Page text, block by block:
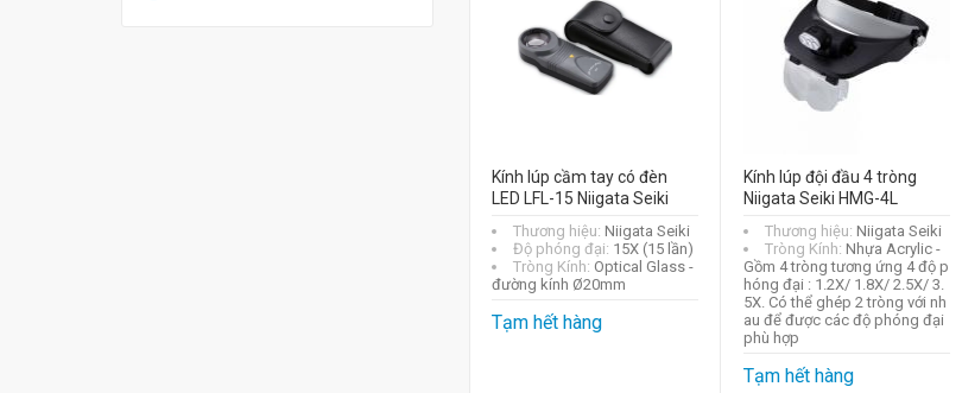
Kính lúp cầm tay có đèn
LED LFL-15 Niigata Seiki
Thương hiệu: Niigata Seiki
Độ phóng đại: 15X (15 lần)
Tròng Kính: Optical Glass -
đường kính Ø20mm
Tạm hết hàng
Kính lúp đội đầu 4 tròng
Niigata Seiki HMG-4L
Thương hiệu: Niigata Seiki
Tròng Kính: Nhựa Acrylic -
Gồm 4 tròng tương ứng 4 độ p
hóng đại : 1.2X/ 1.8X/ 2.5X/ 3.
5X. Có thể ghép 2 tròng với nh
au để được các độ phóng đại
phù hợp
Tạm hết hàng